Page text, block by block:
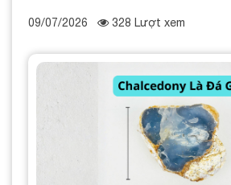
09/07/2026 328 Lượt xem